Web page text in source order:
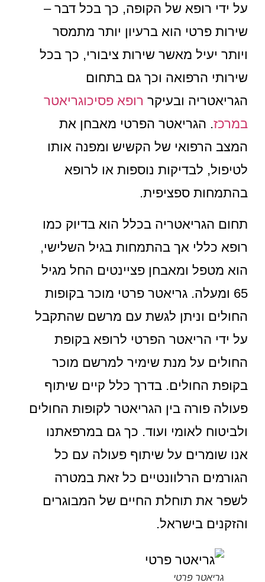
על ידי רופא של הקופה, כך בכל דבר –
שירות פרטי הוא ברעיון יותר מתמסר
ויותר יעיל מאשר שירות ציבורי, כך בכל
שירותי הרפואה וכך גם בתחום
הגריאטריה ובעיקררופא פסיכוגריאטר
במרכז. הגריאטר הפרטי מאבחן את
המצב הרפואי של הקשיש ומפנה אותו
לטיפול, לבדיקות נוספות או לרופא
בהתמחות ספציפית.
תחום הגריאטריה בכלל הוא בדיוק כמו
רופא כללי אך בהתמחות בגיל השלישי,
הוא מטפל ומאבחן פציינטים החל מגיל
65 ומעלה. גריאטר פרטי מוכר בקופות
החולים וניתן לגשת עם מרשם שהתקבל
על ידי הריאטר הפרטי לרופא בקופת
החולים על מנת שימיר למרשם מוכר
בקופת החולים. בדרך כלל קיים שיתוף
פעולה פורה בין הגריאטר לקופות החולים
ולביטוח לאומי ועוד. כך גם במרפאתנו
אנו שומרים על שיתוף פעולה עם כל
הגורמים הרלוונטיים כל זאת במטרה
לשפר את תוחלת החיים של המבוגרים
והזקנים בישראל.
גריאטר פרטי